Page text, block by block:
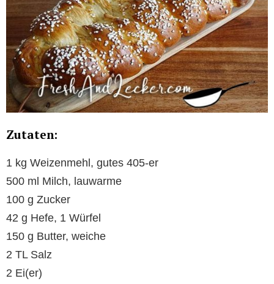
Zutaten:
1 kg Weizenmehl, gutes 405-er
500 ml Milch, lauwarme
100 g Zucker
42 g Hefe, 1 Würfel
150 g Butter, weiche
2 TL Salz
2 Ei(er)